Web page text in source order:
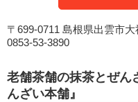
〒699-0711 島根県出雲市
0853-53-3890
老舗茶舗の抹茶とぜん
んざい本舗』